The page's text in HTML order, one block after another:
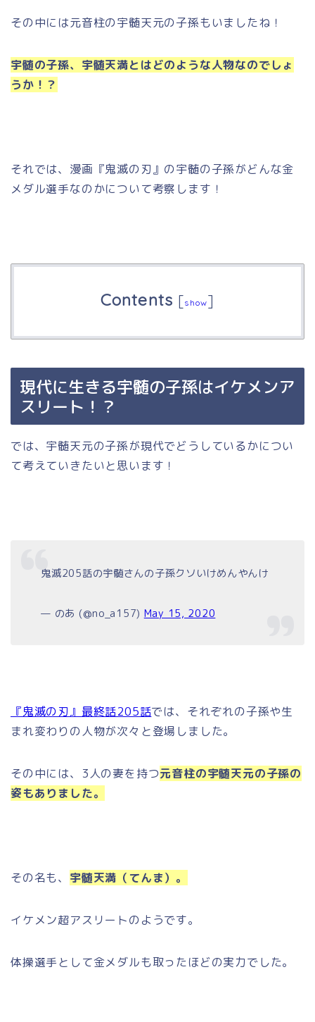
その中には元音柱の宇髄天元の子孫もいましたね！
宇髄の子孫、宇髄天満とはどのような人物なのでしょ
うか！？
それでは、漫画『鬼滅の刃』の宇髄の子孫がどんな金
メダル選手なのかについて考察します！
Contents [show]
現代に生きる宇髄の子孫はイケメンア
スリート！？
では、宇髄天元の子孫が現代でどうしているかについ
て考えていきたいと思います！
鬼滅205話の宇髄さんの子孫クソいけめんやんけ
— のあ (@no_a157) May 15, 2020
『鬼滅の刃』最終話205話では、それぞれの子孫や生
まれ変わりの人物が次々と登場しました。
その中には、3人の妻を持つ元音柱の宇髄天元の子孫の
姿もありました。
その名も、 宇髄天満（てんま）。
イケメン超アスリートのようです。
体操選手として金メダルも取ったほどの実力でした。